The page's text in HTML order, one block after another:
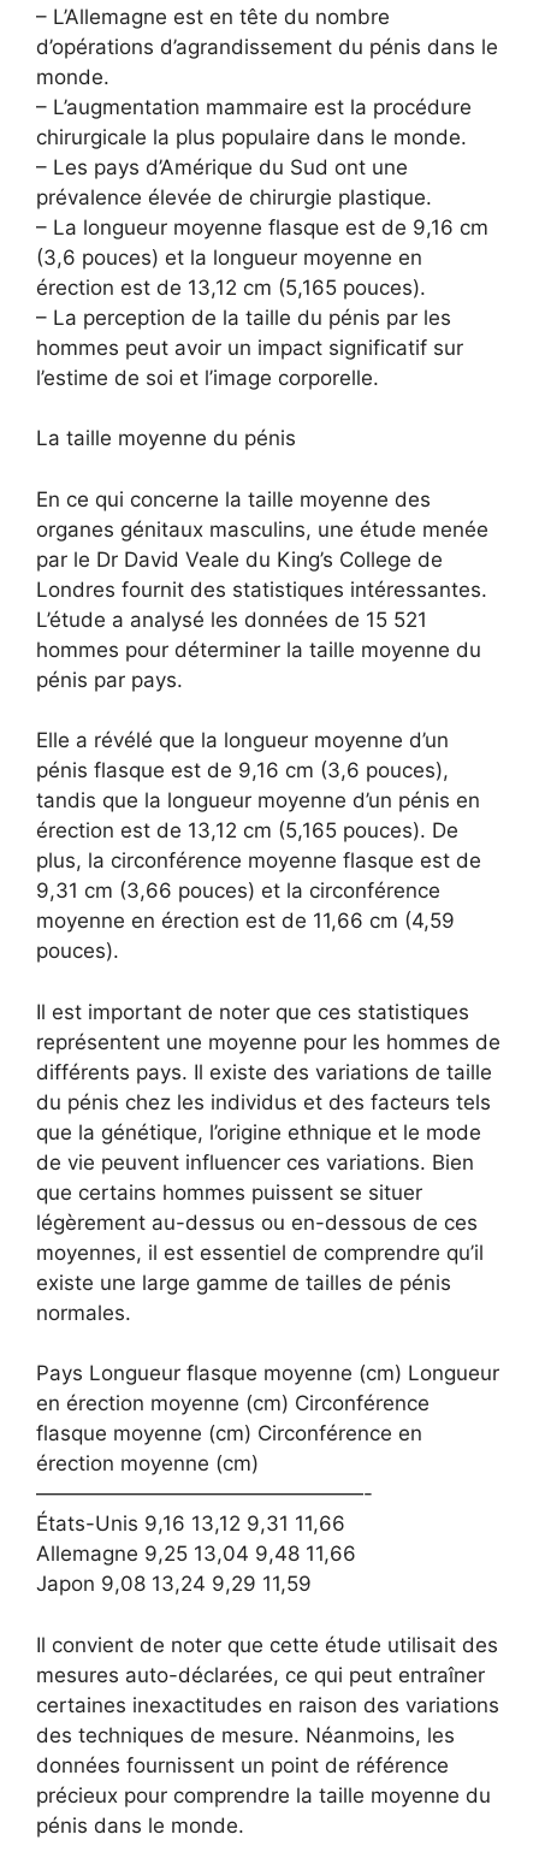
– L’Allemagne est en tête du nombre
d’opérations d’agrandissement du pénis dans le
monde.
– L’augmentation mammaire est la procédure
chirurgicale la plus populaire dans le monde.
– Les pays d’Amérique du Sud ont une
prévalence élevée de chirurgie plastique.
– La longueur moyenne flasque est de 9,16 cm
(3,6 pouces) et la longueur moyenne en
érection est de 13,12 cm (5,165 pouces).
– La perception de la taille du pénis par les
hommes peut avoir un impact significatif sur
l’estime de soi et l’image corporelle.
La taille moyenne du pénis
En ce qui concerne la taille moyenne des
organes génitaux masculins, une étude menée
par le Dr David Veale du King’s College de
Londres fournit des statistiques intéressantes.
L’étude a analysé les données de 15 521
hommes pour déterminer la taille moyenne du
pénis par pays.
Elle a révélé que la longueur moyenne d’un
pénis flasque est de 9,16 cm (3,6 pouces),
tandis que la longueur moyenne d’un pénis en
érection est de 13,12 cm (5,165 pouces). De
plus, la circonférence moyenne flasque est de
9,31 cm (3,66 pouces) et la circonférence
moyenne en érection est de 11,66 cm (4,59
pouces).
Il est important de noter que ces statistiques
représentent une moyenne pour les hommes de
différents pays. Il existe des variations de taille
du pénis chez les individus et des facteurs tels
que la génétique, l’origine ethnique et le mode
de vie peuvent influencer ces variations. Bien
que certains hommes puissent se situer
légèrement au-dessus ou en-dessous de ces
moyennes, il est essentiel de comprendre qu’il
existe une large gamme de tailles de pénis
normales.
Pays Longueur flasque moyenne (cm) Longueur
en érection moyenne (cm) Circonférence
flasque moyenne (cm) Circonférence en
érection moyenne (cm)
————————————————-
États-Unis 9,16 13,12 9,31 11,66
Allemagne 9,25 13,04 9,48 11,66
Japon 9,08 13,24 9,29 11,59
Il convient de noter que cette étude utilisait des
mesures auto-déclarées, ce qui peut entraîner
certaines inexactitudes en raison des variations
des techniques de mesure. Néanmoins, les
données fournissent un point de référence
précieux pour comprendre la taille moyenne du
pénis dans le monde.